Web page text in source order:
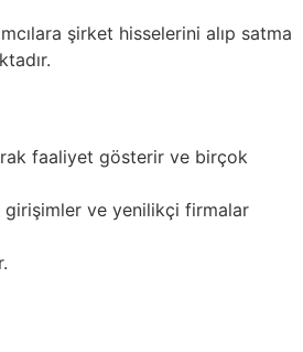
şirket hisselerini alıp satma
faaliyet gösterir ve birçok
girişimler ve yenilikçi firmalar